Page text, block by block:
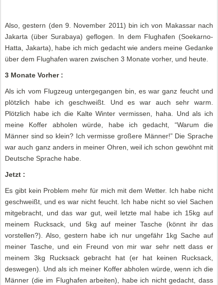
Also, gestern (den 9. November 2011) bin ich von Makassar nach
Jakarta (über Surabaya) geflogen. In dem Flughafen (Soekarno-
Hatta, Jakarta), habe ich mich gedacht wie anders meine Gedanke
über dem Flughafen waren zwischen 3 Monate vorher, und heute.
3 Monate Vorher :
Als ich vom Flugzeug untergegangen bin, es war ganz feucht und
plötzlich habe ich geschweißt. Und es war auch sehr warm.
Plötzlich habe ich die Kalte Winter vermissen, haha. Und als ich
meine Koffer abholen würde, habe ich gedacht, “Warum die
Männer sind so klein? Ich vermisse großere Männer!” Die Sprache
war auch ganz anders in meiner Ohren, weil ich schon gewöhnt mit
Deutsche Sprache habe.
Jetzt :
Es gibt kein Problem mehr für mich mit dem Wetter. Ich habe nicht
geschweißt, und es war nicht feucht. Ich habe nicht so viel Sachen
mitgebracht, und das war gut, weil letzte mal habe ich 15kg auf
meinem Rucksack, und 5kg auf meiner Tasche (könnt ihr das
vorstellen?). Also, gestern habe ich nur ungefähr 1kg Sache auf
meiner Tasche, und ein Freund von mir war sehr nett dass er
meinem 3kg Rucksack gebracht hat (er hat keinen Rucksack,
deswegen). Und als ich meiner Koffer abholen würde, wenn ich die
Männer (die im Flughafen arbeiten), habe ich nicht gedacht, dass